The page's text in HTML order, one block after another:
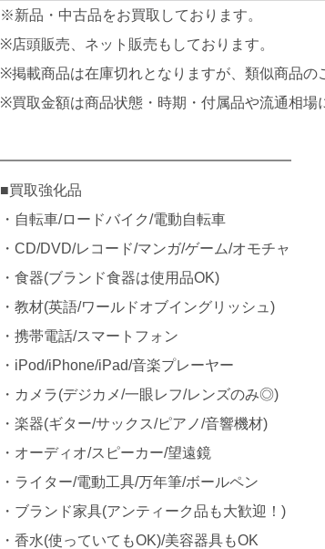
※新品・中古品をお買取しております。
※店頭販売、ネット販売もしております。
※掲載商品は在庫切れとなりますが、類似商品の
※買取金額は商品状態・時期・付属品や流通相場
━━━━━━━━━━━━━━━━━━━━
■買取強化品
・自転車/ロードバイク/電動自転車
・CD/DVD/レコード/マンガ/ゲーム/オモチャ
・食器(ブランド食器は使用品OK)
・教材(英語/ワールドオブイングリッシュ)
・携帯電話/スマートフォン
・iPod/iPhone/iPad/音楽プレーヤー
・カメラ(デジカメ/一眼レフ/レンズのみ◎)
・楽器(ギター/サックス/ピアノ/音響機材)
・オーディオ/スピーカー/望遠鏡
・ライター/電動工具/万年筆/ボールペン
・ブランド家具(アンティーク品も大歓迎！)
・香水(使っていてもOK)/美容器具もOK